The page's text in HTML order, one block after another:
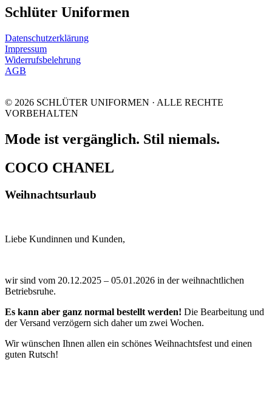
Schlüter Uniformen
Datenschutzerklärung
Impressum
Widerrufsbelehrung
AGB
© 2026 SCHLÜTER UNIFORMEN · ALLE RECHTE
VORBEHALTEN
Mode ist vergänglich. Stil niemals.
COCO CHANEL
Weihnachtsurlaub
Liebe Kundinnen und Kunden,
wir sind vom 20.12.2025 – 05.01.2026 in der weihnachtlichen
Betriebsruhe.
Es kann aber ganz normal bestellt werden! Die Bearbeitung und
der Versand verzögern sich daher um zwei Wochen.
Wir wünschen Ihnen allen ein schönes Weihnachtsfest und einen
guten Rutsch!